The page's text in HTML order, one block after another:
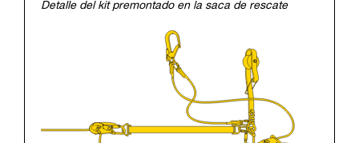
Detalle del kit premontado en la saca de rescate